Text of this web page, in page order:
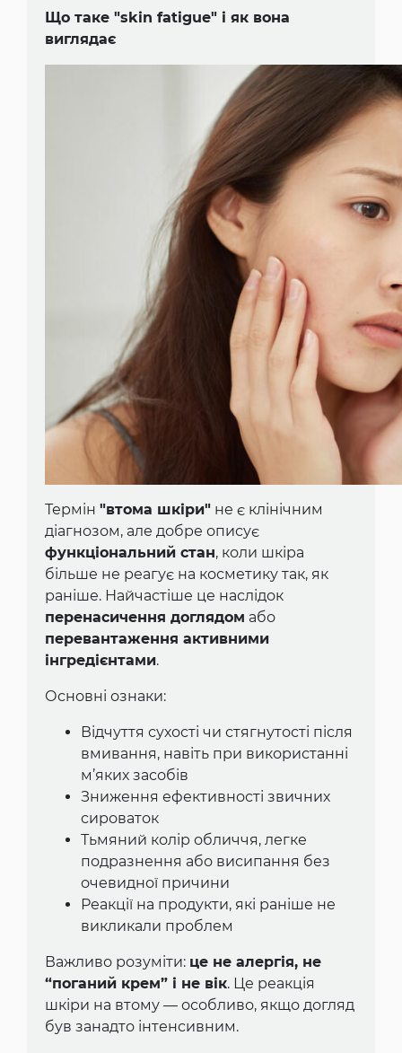
Що таке "skin fatigue" і як вона
виглядає
Термін "втома шкіри" не є клінічним
діагнозом, але добре описує
функціональний стан, коли шкіра
більше не реагує на косметику так, як
раніше. Найчастіше це наслідок
перенасичення доглядом або
перевантаження активними
інгредієнтами.
Основні ознаки:
Відчуття сухості чи стягнутості після
вмивання, навіть при використанні
м’яких засобів
Зниження ефективності звичних
сироваток
Тьмяний колір обличчя, легке
подразнення або висипання без
очевидної причини
Реакції на продукти, які раніше не
викликали проблем
Важливо розуміти: це не алергія, не
“поганий крем” і не вік. Це реакція
шкіри на втому — особливо, якщо догляд
був занадто інтенсивним.